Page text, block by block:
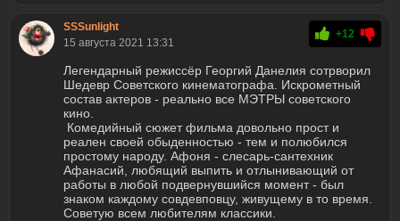
SSSunlight
15 августа 2021 13:31
+12
Легендарный режиссёр Георгий Данелия сотрворил
Шедевр Советского кинематографа. Искрометный
состав актеров - реально все МЭТРЫ советского
кино.
Комедийный сюжет фильма довольно прост и
реален своей обыденностью - тем и полюбился
простому народу. Афоня - слесарь-сантехник
Афанасий, любящий выпить и отлынивающий от
работы в любой подвернувшийся момент - был
знаком каждому совдевповцу, живущему в то время.
Советую всем любителям классики.